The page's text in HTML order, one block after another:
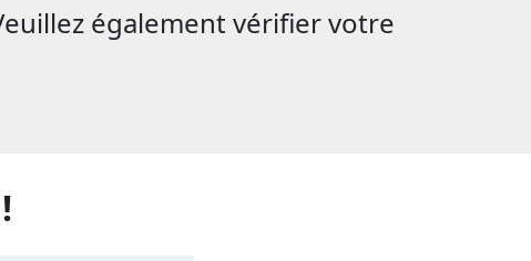
également vérifier votre